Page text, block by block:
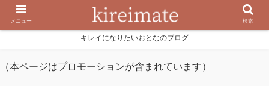
キレイになりたいおとなのブログ
（本ページはプロモーションが含まれています）
メニュー 検索